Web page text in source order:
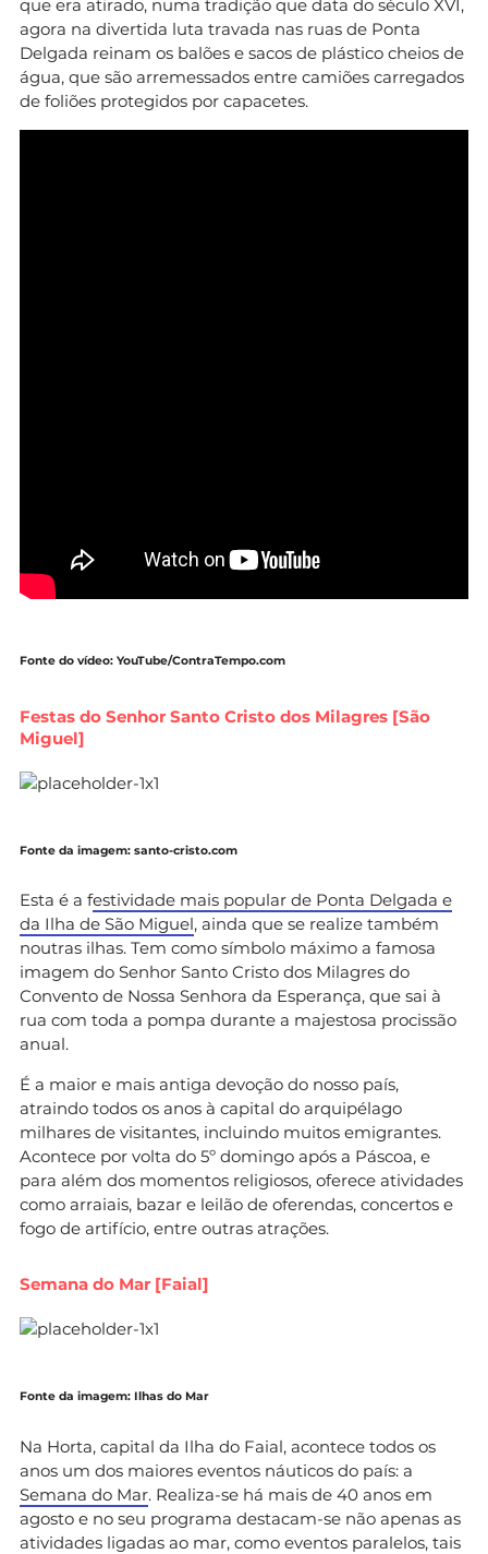
que era atirado, numa tradição que data do século XVI,
agora na divertida luta travada nas ruas de Ponta
Delgada reinam os balões e sacos de plástico cheios de
água, que são arremessados entre camiões carregados
de foliões protegidos por capacetes.
Fonte do vídeo: YouTube/ContraTempo.com
Festas do Senhor Santo Cristo dos Milagres [São
Miguel]
Fonte da imagem: santo-cristo.com
Esta é a festividade mais popular de Ponta Delgada e
da Ilha de São Miguel, ainda que se realize também
noutras ilhas. Tem como símbolo máximo a famosa
imagem do Senhor Santo Cristo dos Milagres do
Convento de Nossa Senhora da Esperança, que sai à
rua com toda a pompa durante a majestosa procissão
anual.
É a maior e mais antiga devoção do nosso país,
atraindo todos os anos à capital do arquipélago
milhares de visitantes, incluindo muitos emigrantes.
Acontece por volta do 5º domingo após a Páscoa, e
para além dos momentos religiosos, oferece atividades
como arraiais, bazar e leilão de oferendas, concertos e
fogo de artifício, entre outras atrações.
Semana do Mar [Faial]
Fonte da imagem: Ilhas do Mar
Na Horta, capital da Ilha do Faial, acontece todos os
anos um dos maiores eventos náuticos do país: a
Semana do Mar. Realiza-se há mais de 40 anos em
agosto e no seu programa destacam-se não apenas as
atividades ligadas ao mar, como eventos paralelos, tais